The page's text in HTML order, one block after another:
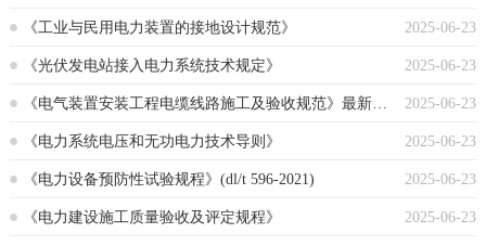
2025-06-23
《工业与民用电力装置的接地设计规范》
2025-06-23
《光伏发电站接入电力系统技术规定》
2025-06-23
《电气装置安装工程电缆线路施工及验收规范》最新版本
2025-06-23
《电力系统电压和无功电力技术导则》
2025-06-23
《电力设备预防性试验规程》(dl/t 596-2021)
2025-06-23
《电力建设施工质量验收及评定规程》